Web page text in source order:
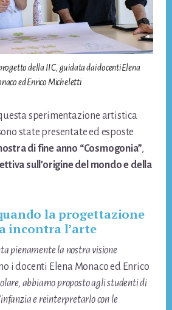
della II C, guidata dai docenti Elena
ed Enrico Micheletti
sperimentazione artistica
state presentate ed esposte
di fine anno “Cosmogonia”,
sull’origine del mondo e della
la progettazione
incontra l’arte
pienamente la nostra visione
i docenti Elena Monaco ed Enrico
abbiamo proposto agli studenti di
e reinterpretarlo con le